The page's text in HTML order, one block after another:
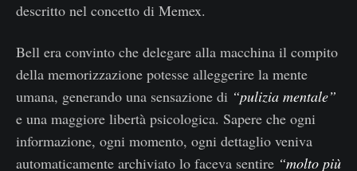
descritto nel concetto di Memex.
Bell era convinto che delegare alla macchina il compito
della memorizzazione potesse alleggerire la mente
umana, generando una sensazione di “pulizia mentale”
e una maggiore libertà psicologica. Sapere che ogni
informazione, ogni momento, ogni dettaglio veniva
automaticamente archiviato lo faceva sentire “molto più